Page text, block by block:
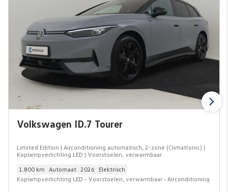
Volkswagen ID.7 Tourer
Limited Edition | Airconditioning automatisch, 2-zone (Climatronic) |
Koplampverlichting LED | Voorstoelen, verwarmbaar
1.800 km Automaat 2026
Elektrisch
Koplampverlichting LED • Voorstoelen, verwarmbaar • Airconditioning